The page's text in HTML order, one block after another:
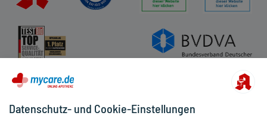
Datenschutz- und Cookie-Einstellungen